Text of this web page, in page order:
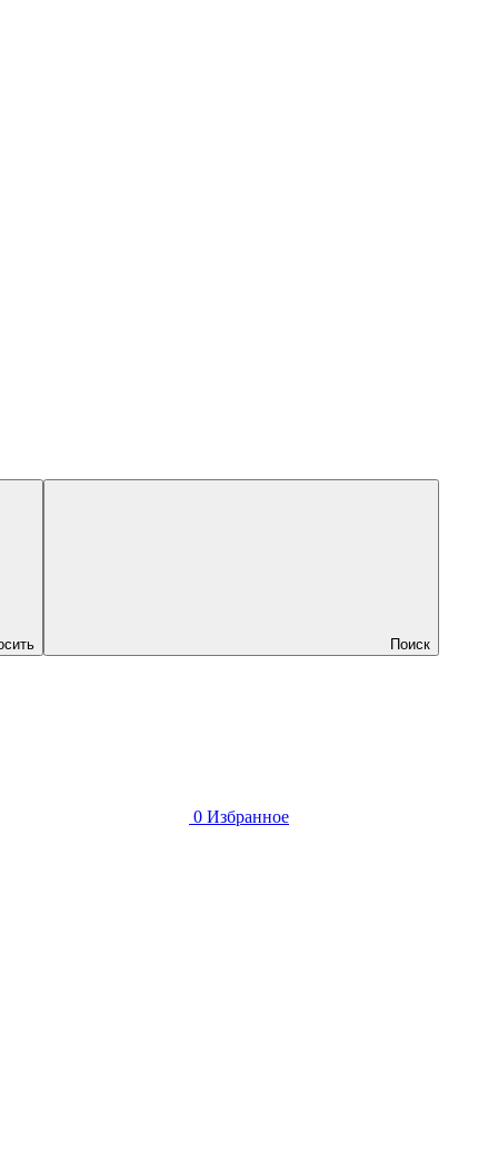
Поиск
0 Избранное